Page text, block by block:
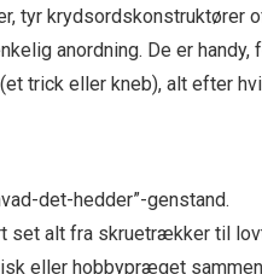
tyr krydsordskonstruktører
anordning. De er
(et trick eller kneb), alt efter
det-hedder”-genstand.
set alt fra skruetrækker til
eller hobbypræget